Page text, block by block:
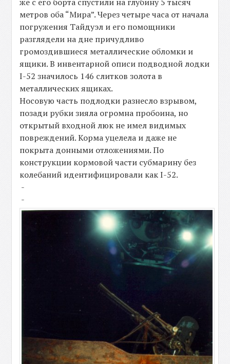
метров оба “Мира”. Через четыре часа от начала
погружения Тайдуэл и его помощники
разглядели на дне причудливо
громоздившиеся металлические обломки и
ящики. В инвентарной описи подводной лодки
I-52 значилось 146 слитков золота в
металлических ящиках.
Носовую часть подлодки разнесло взрывом,
позади рубки зияла огромна пробоина, но
открытый входной люк не имел видимых
повреждений. Корма уцелела и даже не
покрыта донными отложениями. По
конструкции кормовой части субмарину без
колебаний идентифицировали как I-52.
-
-